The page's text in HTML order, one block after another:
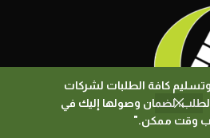
وتسليم كافة الطلبات لشركات
لضمان وصولها إليك في
وقت ممكن."